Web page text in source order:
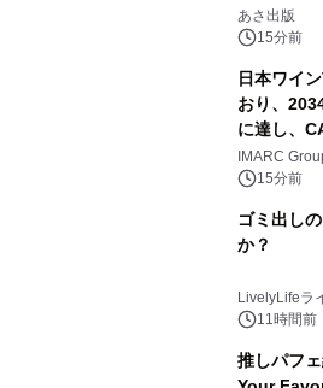
養として
（火）発売
あさ出版
15分前
日本ワイ
おり、
に達し、
測IMARC
15分前
ゴミ出し
か？
LivelyLifeラ
11時間前
推しパフ